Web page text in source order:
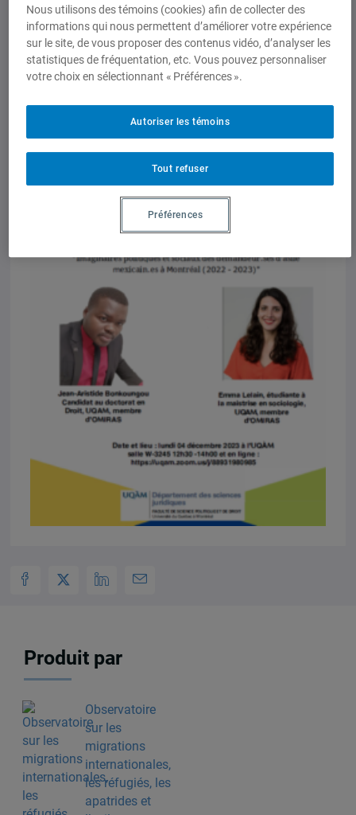
2023, de 12h30 à 14h00, salle W-3245 et
en ligne.
Lien Zoom
Produit par
Observatoire
sur les
migrations
internationales,
les réfugiés, les
apatrides et
Nous utilisons des témoins (cookies) afin de collecter des
informations qui nous permettent d’améliorer votre expérience
sur le site, de vous proposer des contenus vidéo, d’analyser les
statistiques de fréquentation, etc. Vous pouvez personnaliser
votre choix en sélectionnant « Préférences ».
Tout refuser
Autoriser les témoins
Préférences